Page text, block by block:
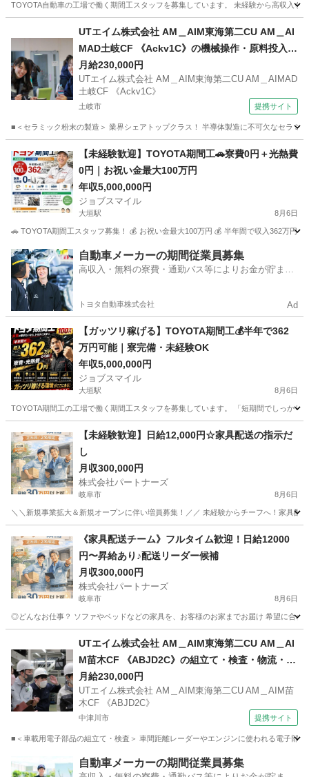
TOYOTA自動車の工場で働く期間工スタッフを募集しています。 未経験から
各務原市役所前駅 未経験
UTエイム株式会社 AM＿AIM東海第二CU AM＿AI
MAD土岐CF 《Ackv1C》の機械操作・原料投入・
加工・梱包・検査 【食堂・売店あり】
月給230,000円
UTエイム株式会社 AM＿AIM東海第二CU AM＿AIMAD
土岐CF 《Ackv1C》
土岐市 提携サイト
■＜セラミック粉末の製造＞ 業界シェアトップクラス！ 半導体製造に不可欠なセラミ
工場
【未経験歓迎】TOYOTA期間工🚗寮費0円＋光熱費
0円｜お祝い金最大100万円
年収5,000,000円
ジョブスマイル
大垣駅 8月6日
🚗 TOYOTA期間工スタッフ募集！ 💰 お祝い金最大100万円 💰 半年間で収入362万円
岐阜 大垣市 大垣駅 工場 未経験
自動車メーカーの期間従業員募集
高収入・無料の寮費・通勤バス等によりお金が貯まり
トヨタ自動車株式会社 Ad
【ガッツリ稼げる】TOYOTA期間工💰半年で362
万円可能｜寮完備・未経験OK
年収5,000,000円
ジョブスマイル
大垣駅 8月6日
TOYOTA期間工の工場で働く期間工スタッフを募集しています。 「短期間でしっ
大垣駅 工場 未経験
【未経験歓迎】日給12,000円☆家具配送の指示だ
し
月収300,000円
株式会社パートナーズ
岐阜市 8月6日
＼＼新規事業拡大＆新規オープンに伴い増員募集！／／ 未経験からチーフへ！家具
配送 未経験
《家具配送チーム》フルタイム歓迎！日給12000
円〜昇給あり♪配送リーダー候補
月収300,000円
株式会社パートナーズ
岐阜市 8月6日
◎どんなお仕事？ ソファやベッドなどの家具を、お客様のお家までお届け 希望に合
未経験
UTエイム株式会社 AM＿AIM東海第二CU AM＿AI
M苗木CF 《ABJD2C》の組立て・検査・物流・ピ
ッキング 【禁煙・分煙】
月給230,000円
UTエイム株式会社 AM＿AIM東海第二CU AM＿AIM苗
木CF 《ABJD2C》
中津川市 提携サイト
■＜車載用電子部品の組立て・検査＞ 車間距離レーダーやエンジンに使われる電子部
倉庫管理
自動車メーカーの期間従業員募集